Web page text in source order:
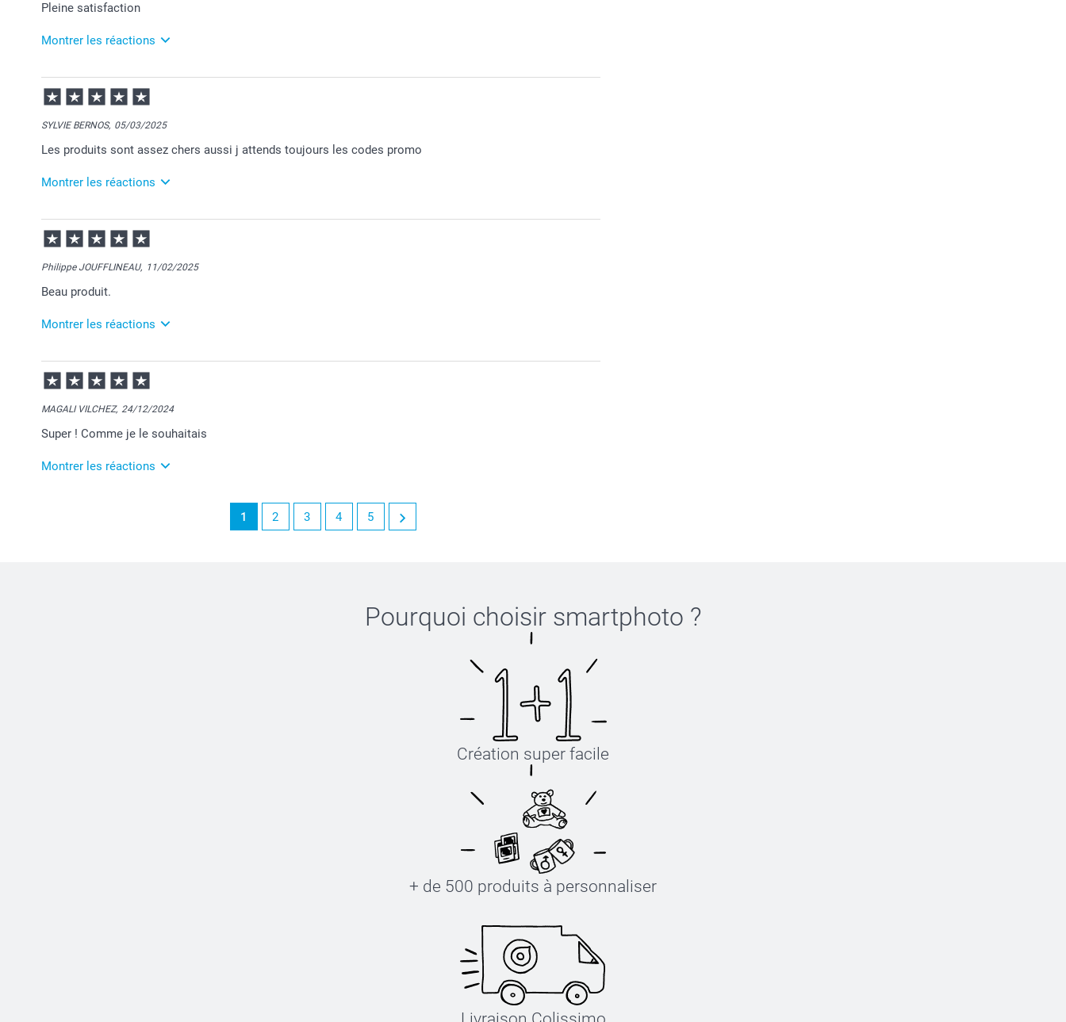
Pleine satisfaction
Montrer les réactions
09/05/2025
07:53
Merci Christian pour vos chouettes commentaires!
C'est toujours un plaisir d'imprimer sur nos produits vos si belles photos.
Cordialement,
SYLVIE BERNOS, 05/03/2025
Les produits sont assez chers aussi j attends toujours les codes promo
Montrer les réactions
06/03/2025
07:56
Bonjour Sylvie,
Chaque mois nous proposons une offre promotionnelle, nous tentons toujours de trouver le bon
Passez une belle journée.
Philippe JOUFFLINEAU, 11/02/2025
Beau produit.
Montrer les réactions
13/02/2025
13:03
Merci pour votre super commentaire Philippe. Nous sommes ravis d 'apprendre que notre travail
vous plaise.
Laila@Smartphoto
MAGALI VILCHEZ, 24/12/2024
Super ! Comme je le souhaitais
Montrer les réactions
1 2 3 4 5
Pourquoi choisir smartphoto ?
Création super facile
+ de 500 produits à personnaliser